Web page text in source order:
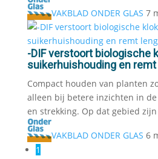
VAKBLAD ONDER GLAS 7
-DIF verstoort biologische
suikerhuishouding en
Compact houden van planten
alleen bij betere inzichten in
en strekking. Op dat gebied
VAKBLAD ONDER GLAS 6
1